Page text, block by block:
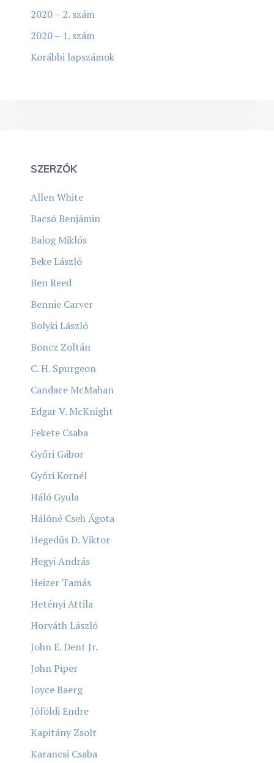
2020 – 2. szám
2020 – 1. szám
Korábbi lapszámok
SZERZŐK
Allen White
Bacsó Benjámin
Balog Miklós
Beke László
Ben Reed
Bennie Carver
Bolyki László
Boncz Zoltán
C. H. Spurgeon
Candace McMahan
Edgar V. McKnight
Fekete Csaba
Győri Gábor
Győri Kornél
Háló Gyula
Hálóné Cseh Ágota
Hegedűs D. Viktor
Hegyi András
Heizer Tamás
Hetényi Attila
Horváth László
John E. Dent Jr.
John Piper
Joyce Baerg
Jóföldi Endre
Kapitány Zsolt
Karancsi Csaba